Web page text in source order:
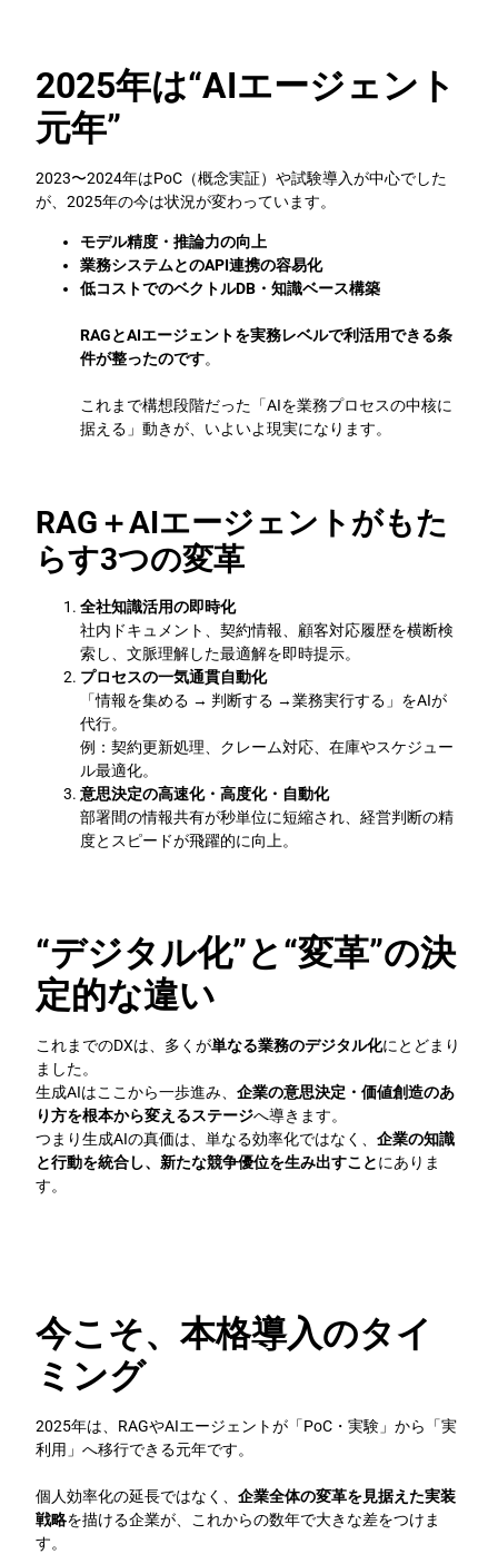
2025年は“AIエージェント
元年”
2023〜2024年はPoC（概念実証）や試験導入が中心でした
が、2025年の今は状況が変わっています。
モデル精度・推論力の向上
業務システムとのAPI連携の容易化
低コストでのベクトルDB・知識ベース構築
RAGとAIエージェントを実務レベルで利活用できる条
件が整ったのです。
これまで構想段階だった「AIを業務プロセスの中核に
据える」動きが、いよいよ現実になります。
RAG＋AIエージェントがもた
らす3つの変革
全社知識活用の即時化
社内ドキュメント、契約情報、顧客対応履歴を横断検
索し、文脈理解した最適解を即時提示。
プロセスの一気通貫自動化
「情報を集める → 判断する →業務実行する」をAIが
代行。
例：契約更新処理、クレーム対応、在庫やスケジュー
ル最適化。
意思決定の高速化・高度化・自動化
部署間の情報共有が秒単位に短縮され、経営判断の精
度とスピードが飛躍的に向上。
“デジタル化”と“変革”の決
定的な違い
これまでのDXは、多くが単なる業務のデジタル化にとどまり
ました。
生成AIはここから一歩進み、企業の意思決定・価値創造のあ
り方を根本から変えるステージへ導きます。
つまり生成AIの真価は、単なる効率化ではなく、企業の知識
と行動を統合し、新たな競争優位を生み出すことにありま
す。
今こそ、本格導入のタイ
ミング
2025年は、RAGやAIエージェントが「PoC・実験」から「実
利用」へ移行できる元年です。
個人効率化の延長ではなく、企業全体の変革を見据えた実装
戦略を描ける企業が、これからの数年で大きな差をつけま
す。